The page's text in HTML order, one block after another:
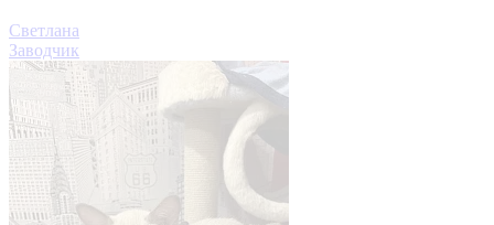
Светлана
Заводчик